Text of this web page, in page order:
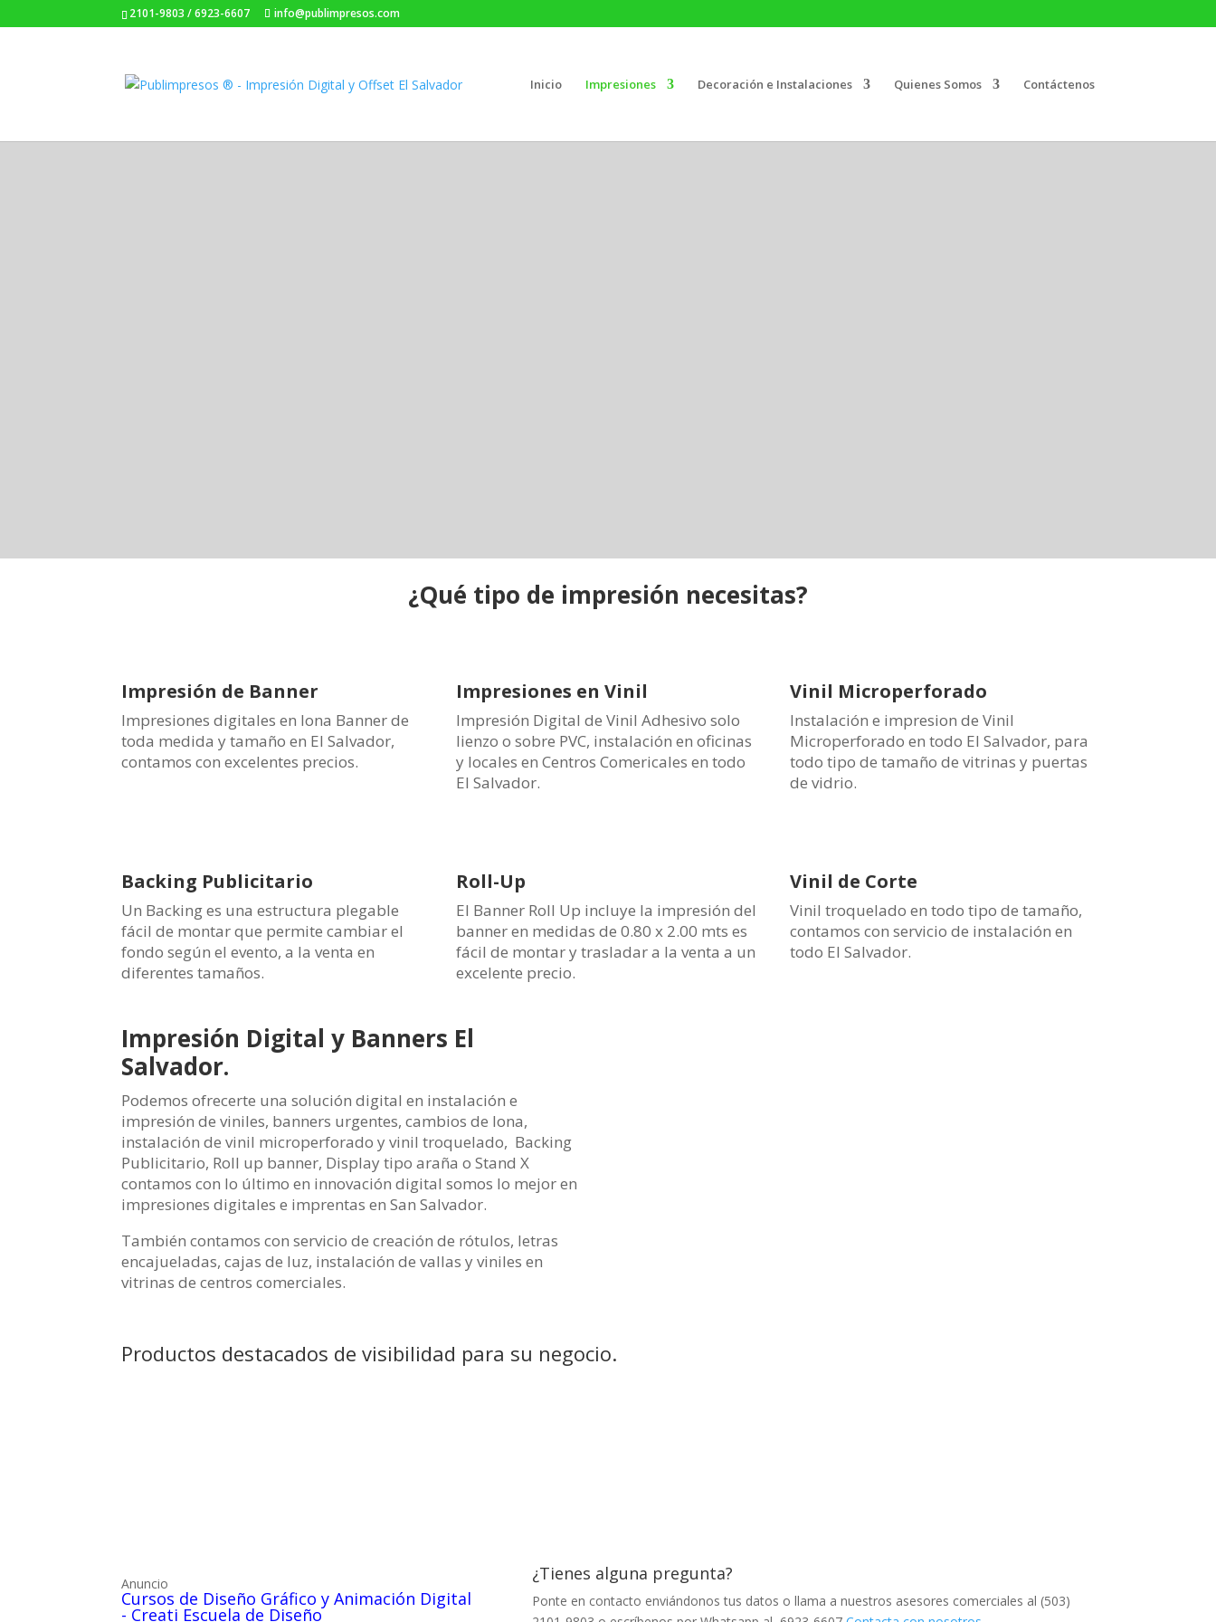
2101-9803 / 6923-6607 info@publimpresos.com
Inicio Impresiones Decoración e Instalaciones Quienes Somos Contáctenos
¿Qué tipo de impresión necesitas?
Impresión de Banner
Impresiones digitales en lona Banner de
toda medida y tamaño en El Salvador,
contamos con excelentes precios.
Impresiones en Vinil
Impresión Digital de Vinil Adhesivo solo
lienzo o sobre PVC, instalación en oficinas
y locales en Centros Comericales en todo
El Salvador.
Vinil Microperforado
Instalación e impresion de Vinil
Microperforado en todo El Salvador, para
todo tipo de tamaño de vitrinas y puertas
de vidrio.
Backing Publicitario
Un Backing es una estructura plegable
fácil de montar que permite cambiar el
fondo según el evento, a la venta en
diferentes tamaños.
Roll-Up
El Banner Roll Up incluye la impresión del
banner en medidas de 0.80 x 2.00 mts es
fácil de montar y trasladar a la venta a un
excelente precio.
Vinil de Corte
Vinil troquelado en todo tipo de tamaño,
contamos con servicio de instalación en
todo El Salvador.
Impresión Digital y Banners El
Salvador.
Podemos ofrecerte una solución digital en instalación e
impresión de viniles, banners urgentes, cambios de lona,
instalación de vinil microperforado y vinil troquelado, Backing
Publicitario, Roll up banner, Display tipo araña o Stand X
contamos con lo último en innovación digital somos lo mejor en
impresiones digitales e imprentas en San Salvador.
También contamos con servicio de creación de rótulos, letras
encajueladas, cajas de luz, instalación de vallas y viniles en
vitrinas de centros comerciales.
Productos destacados de visibilidad para su negocio.
Anuncio
Cursos de Diseño Gráfico y Animación Digital
- Creati Escuela de Diseño
¿Tienes alguna pregunta?
Ponte en contacto enviándonos tus datos o llama a nuestros asesores comerciales al (503)